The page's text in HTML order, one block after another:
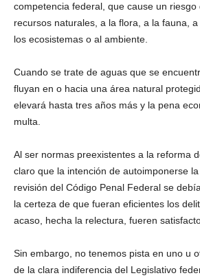
competencia federal, que cause un
recursos naturales, a la flora, a la fauna,
los ecosistemas o al ambiente.
Cuando se trate de aguas que se
fluyan en o hacia una área natural
elevará hasta tres años más y la pena
multa.
Al ser normas preexistentes a la reforma
claro que la intención de autoimponerse
revisión del Código Penal Federal se
la certeza de que fueran eficientes los
acaso, hecha la relectura, fueren
Sin embargo, no tenemos pista en uno u
de la clara indiferencia del Legislativo